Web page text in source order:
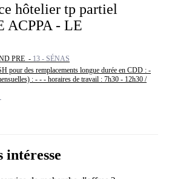
hôtelier tp partiel
ACPPA - LE
PRE - 13 - SÉNAS
pour des remplacements longue durée en CDD : -
: - - - horaires de travail : 7h30 - 12h30 /
intéresse